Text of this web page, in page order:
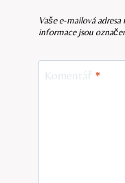
Vaše e-mailová
informace jsou
Komentář *